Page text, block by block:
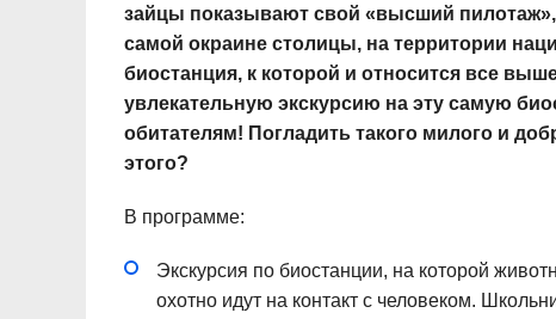
зайцы показывают свой «высший
самой окраине столицы, на территории
биостанция, к которой и относится все
увлекательную экскурсию на эту самую
обитателям! Погладить такого милого и
этого?
В программе:
Экскурсия по биостанции, на которой
охотно идут на контакт с человеком.